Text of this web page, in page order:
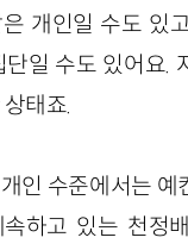
개인일 수도 있
단일 수도 있어요.
태죠.
인 수준에서는 예
하고 있는 천정